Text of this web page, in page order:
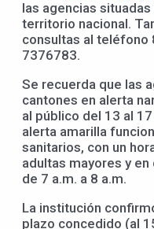
las agencias
territorio nacional.
consultas al teléfono
7376783.
Se recuerda que las
cantones en alerta
al público del 13 al
alerta amarilla
sanitarios, con un
adultas mayores y
de 7 a.m. a 8 a.m.
La institución
plazo concedido (al